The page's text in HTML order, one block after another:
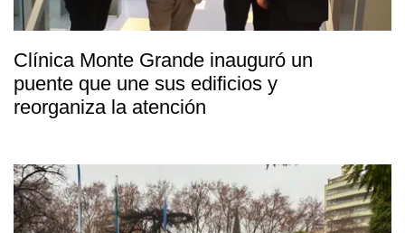
Clínica Monte Grande inauguró un
puente que une sus edificios y
reorganiza la atención